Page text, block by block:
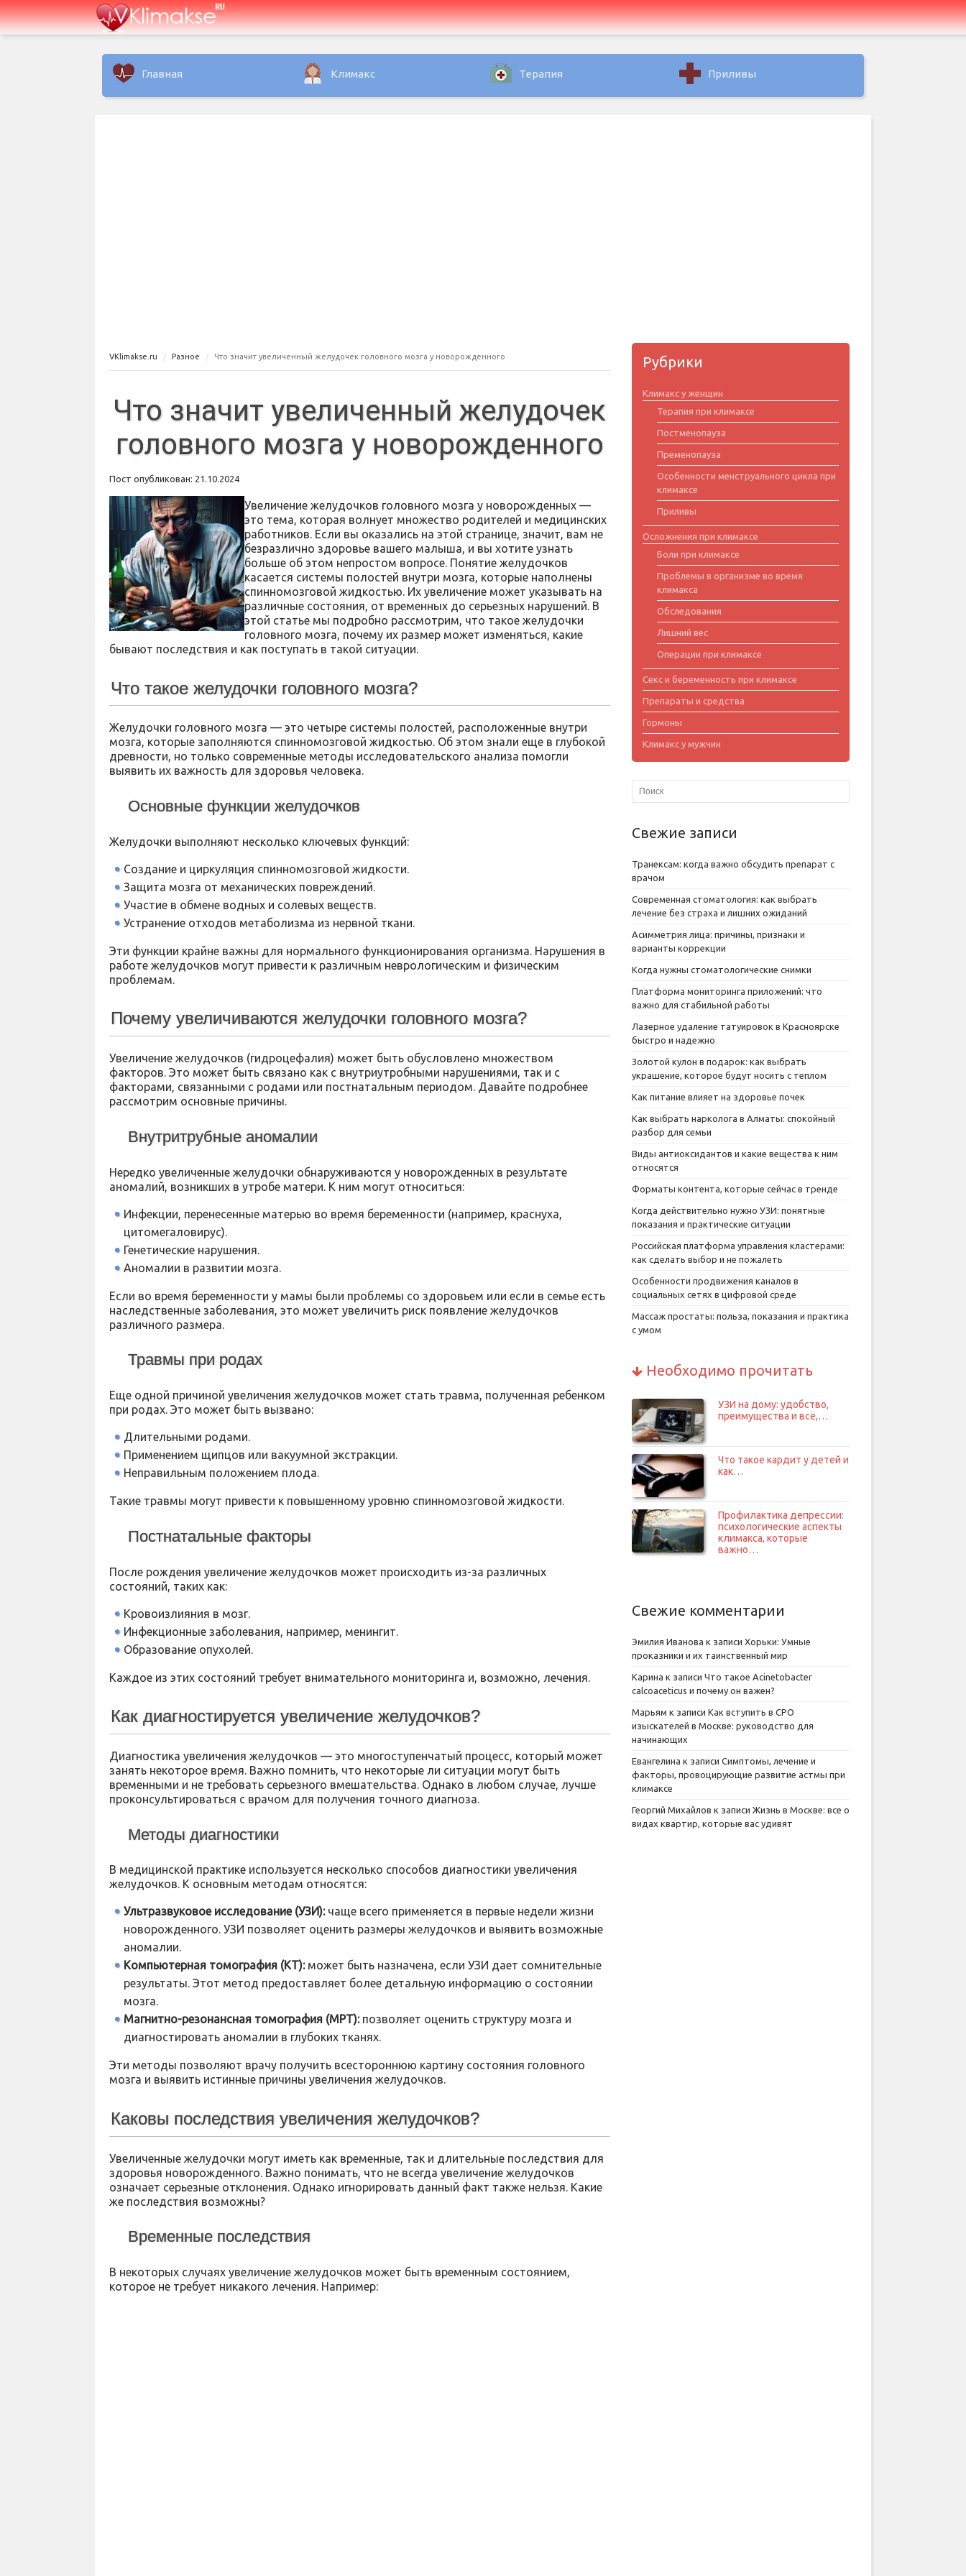
Главная Климакс Терапия Приливы
VKlimakse.ru Разное Что значит увеличенный желудочек головного мозга у новорожденного
Что значит увеличенный желудочек
головного мозга у новорожденного
Пост опубликован: 21.10.2024
Увеличение желудочков головного мозга у новорожденных —
это тема, которая волнует множество родителей и медицинских
работников. Если вы оказались на этой странице, значит, вам не
безразлично здоровье вашего малыша, и вы хотите узнать
больше об этом непростом вопросе. Понятие желудочков
касается системы полостей внутри мозга, которые наполнены
спинномозговой жидкостью. Их увеличение может указывать на
различные состояния, от временных до серьезных нарушений. В
этой статье мы подробно рассмотрим, что такое желудочки
головного мозга, почему их размер может изменяться, какие
бывают последствия и как поступать в такой ситуации.
Что такое желудочки головного мозга?
Желудочки головного мозга — это четыре системы полостей, расположенные внутри
мозга, которые заполняются спинномозговой жидкостью. Об этом знали еще в глубокой
древности, но только современные методы исследовательского анализа помогли
выявить их важность для здоровья человека.
Основные функции желудочков
Желудочки выполняют несколько ключевых функций:
Создание и циркуляция спинномозговой жидкости.
Защита мозга от механических повреждений.
Участие в обмене водных и солевых веществ.
Устранение отходов метаболизма из нервной ткани.
Эти функции крайне важны для нормального функционирования организма. Нарушения в
работе желудочков могут привести к различным неврологическим и физическим
проблемам.
Почему увеличиваются желудочки головного мозга?
Увеличение желудочков (гидроцефалия) может быть обусловлено множеством
факторов. Это может быть связано как с внутриутробными нарушениями, так и с
факторами, связанными с родами или постнатальным периодом. Давайте подробнее
рассмотрим основные причины.
Внутритрубные аномалии
Нередко увеличенные желудочки обнаруживаются у новорожденных в результате
аномалий, возникших в утробе матери. К ним могут относиться:
Инфекции, перенесенные матерью во время беременности (например, краснуха,
цитомегаловирус).
Генетические нарушения.
Аномалии в развитии мозга.
Если во время беременности у мамы были проблемы со здоровьем или если в семье есть
наследственные заболевания, это может увеличить риск появление желудочков
различного размера.
Травмы при родах
Еще одной причиной увеличения желудочков может стать травма, полученная ребенком
при родах. Это может быть вызвано:
Длительными родами.
Применением щипцов или вакуумной экстракции.
Неправильным положением плода.
Такие травмы могут привести к повышенному уровню спинномозговой жидкости.
Постнатальные факторы
После рождения увеличение желудочков может происходить из-за различных
состояний, таких как:
Кровоизлияния в мозг.
Инфекционные заболевания, например, менингит.
Образование опухолей.
Каждое из этих состояний требует внимательного мониторинга и, возможно, лечения.
Как диагностируется увеличение желудочков?
Диагностика увеличения желудочков — это многоступенчатый процесс, который может
занять некоторое время. Важно помнить, что некоторые ли ситуации могут быть
временными и не требовать серьезного вмешательства. Однако в любом случае, лучше
проконсультироваться с врачом для получения точного диагноза.
Методы диагностики
В медицинской практике используется несколько способов диагностики увеличения
желудочков. К основным методам относятся:
Ультразвуковое исследование (УЗИ):чаще всего применяется в первые недели жизни
новорожденного. УЗИ позволяет оценить размеры желудочков и выявить возможные
аномалии.
Компьютерная томография (КТ):может быть назначена, если УЗИ дает сомнительные
результаты. Этот метод предоставляет более детальную информацию о состоянии
мозга.
Магнитно-резонансная томография (МРТ):позволяет оценить структуру мозга и
диагностировать аномалии в глубоких тканях.
Эти методы позволяют врачу получить всестороннюю картину состояния головного
мозга и выявить истинные причины увеличения желудочков.
Каковы последствия увеличения желудочков?
Увеличенные желудочки могут иметь как временные, так и длительные последствия для
здоровья новорожденного. Важно понимать, что не всегда увеличение желудочков
означает серьезные отклонения. Однако игнорировать данный факт также нельзя. Какие
же последствия возможны?
Временные последствия
В некоторых случаях увеличение желудочков может быть временным состоянием,
которое не требует никакого лечения. Например:
Рубрики
Климакс у женщин
Терапия при климаксе
Постменопауза
Пременопауза
Особенности менструального цикла при
климаксе
Приливы
Осложнения при климаксе
Боли при климаксе
Проблемы в организме во время
климакса
Обследования
Лишний вес
Операции при климаксе
Секс и беременность при климаксе
Препараты и средства
Гормоны
Климакс у мужчин
Свежие записи
Транексам: когда важно обсудить препарат с
врачом
Современная стоматология: как выбрать
лечение без страха и лишних ожиданий
Асимметрия лица: причины, признаки и
варианты коррекции
Когда нужны стоматологические снимки
Платформа мониторинга приложений: что
важно для стабильной работы
Лазерное удаление татуировок в Красноярске
быстро и надежно
Золотой кулон в подарок: как выбрать
украшение, которое будут носить с теплом
Как питание влияет на здоровье почек
Как выбрать нарколога в Алматы: спокойный
разбор для семьи
Виды антиоксидантов и какие вещества к ним
относятся
Форматы контента, которые сейчас в тренде
Когда действительно нужно УЗИ: понятные
показания и практические ситуации
Российская платформа управления кластерами:
как сделать выбор и не пожалеть
Особенности продвижения каналов в
социальных сетях в цифровой среде
Массаж простаты: польза, показания и практика
с умом
Необходимо прочитать
УЗИ на дому: удобство,
преимущества и всё,…
Что такое кардит у детей и
как…
Профилактика депрессии:
психологические аспекты
климакса, которые
важно…
Свежие комментарии
Эмилия Иванова к записи Хорьки: Умные
проказники и их таинственный мир
Карина к записи Что такое Acinetobacter
calcoaceticus и почему он важен?
Марьям к записи Как вступить в СРО
изыскателей в Москве: руководство для
начинающих
Евангелина к записи Симптомы, лечение и
факторы, провоцирующие развитие астмы при
климаксе
Георгий Михайлов к записи Жизнь в Москве: все о
видах квартир, которые вас удивят